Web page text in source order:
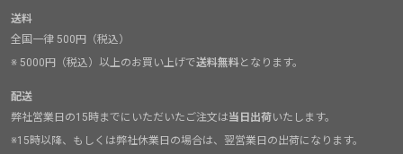
送料
全国一律 500円（税込）
※ 5000円（税込）以上のお買い上げで送料無料となります。
配送
弊社営業日の15時までにいただいたご注文は当日出荷いたします。
※15時以降、もしくは弊社休業日の場合は、翌営業日の出荷になります。